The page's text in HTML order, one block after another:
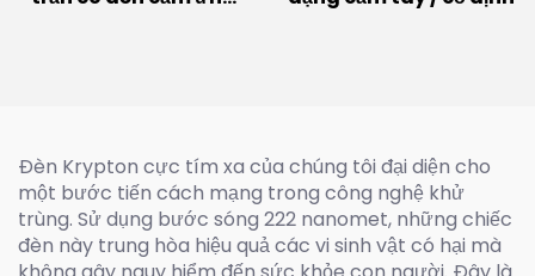
Đèn Krypton cực tím xa của chúng tôi đại diện cho
một bước tiến cách mạng trong công nghệ khử
trùng. Sử dụng bước sóng 222 nanomet, những chiếc
đèn này trung hòa hiệu quả các vi sinh vật có hại mà